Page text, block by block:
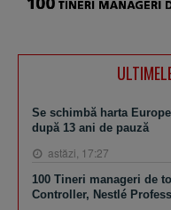
Se schimbă harta
după 13 ani de pauză
astăzi, 17:27
100 Tineri manageri de
Controller, Nestlé